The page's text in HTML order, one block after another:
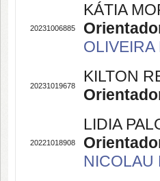
20231006885
KÁTIA
20231019678
KILTON
20221018908
LIDIA
NICOLAU